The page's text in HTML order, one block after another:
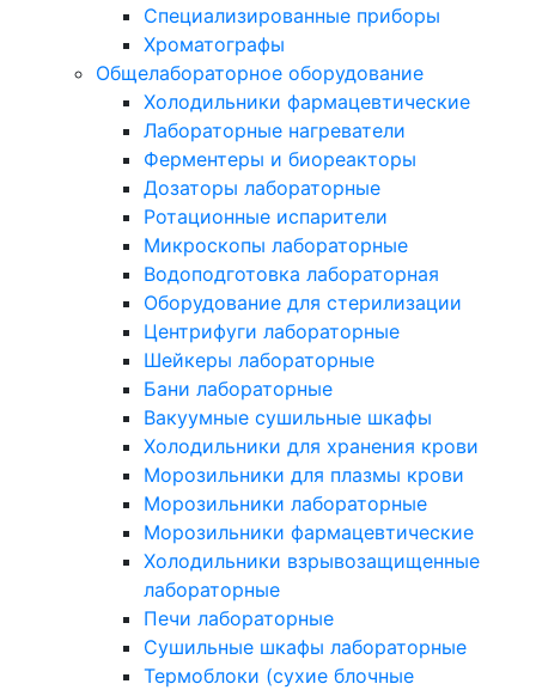
Специализированные приборы
Хроматографы
Общелабораторное оборудование
Холодильники фармацевтические
Лабораторные нагреватели
Ферментеры и биореакторы
Дозаторы лабораторные
Ротационные испарители
Микроскопы лабораторные
Водоподготовка лабораторная
Оборудование для стерилизации
Центрифуги лабораторные
Шейкеры лабораторные
Бани лабораторные
Вакуумные сушильные шкафы
Холодильники для хранения крови
Морозильники для плазмы крови
Морозильники лабораторные
Морозильники фармацевтические
Холодильники взрывозащищенные
лабораторные
Печи лабораторные
Сушильные шкафы лабораторные
Термоблоки (сухие блочные